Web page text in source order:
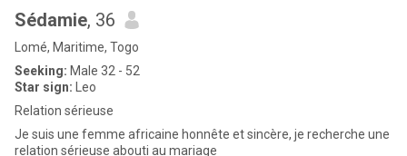
Sédamie, 36
Lomé, Maritime, Togo
Seeking: Male 32 - 52
Star sign: Leo
Relation sérieuse
Je suis une femme africaine honnête et sincère, je recherche une
relation sérieuse abouti au mariage